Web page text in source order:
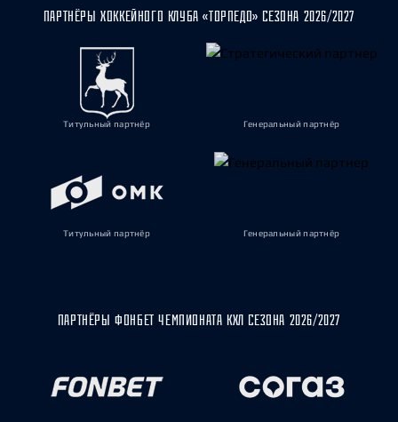
ПАРТНЁРЫ ХОККЕЙНОГО КЛУБА «ТОРПЕДО» СЕЗОНА 2026/2027
Титульный партнёр Генеральный партнёр
Титульный партнёр Генеральный партнёр
ПАРТНЁРЫ ФОНБЕТ ЧЕМПИОНАТА КХЛ СЕЗОНА 2026/2027